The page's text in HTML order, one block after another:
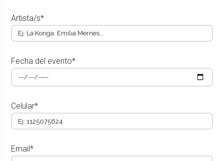
Artista/s*
Fecha del evento*
Celular*
Email*